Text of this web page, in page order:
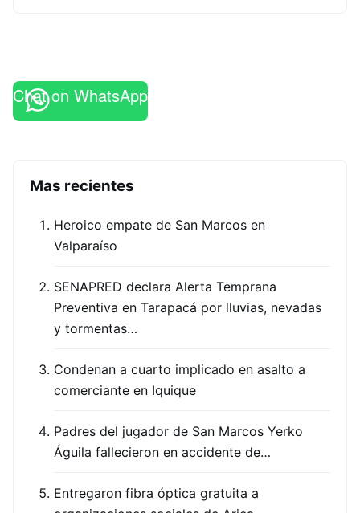
Chat on WhatsApp
Mas recientes
Heroico empate de San Marcos en
Valparaíso
SENAPRED declara Alerta Temprana
Preventiva en Tarapacá por lluvias, nevadas
y tormentas…
Condenan a cuarto implicado en asalto a
comerciante en Iquique
Padres del jugador de San Marcos Yerko
Águila fallecieron en accidente de…
Entregaron fibra óptica gratuita a